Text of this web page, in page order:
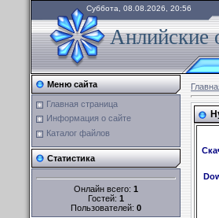
Суббота, 08.08.2026, 20:56
Анлийские
Меню сайта
Главная страница
Информация о сайте
Каталог файлов
Статистика
Онлайн всего: 1
Гостей: 1
Пользователей: 0